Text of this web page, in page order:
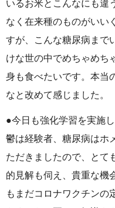
いるお米とこんなにも違
なく在来種のものがいい
すが、こんな糖尿病まで
けな世の中でめちゃめち
身も食べたいです。本当
なと改めて感じました。
●今日も強化学習を実施
鬱は経験者、糖尿病はホ
ただきましたので、とて
的見解も伺え、貴重な機
もまだコロナワクチンの